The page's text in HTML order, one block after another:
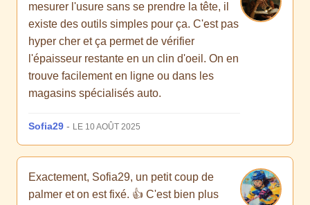
mesurer l'usure sans se prendre la tête, il
existe des outils simples pour ça. C'est pas
hyper cher et ça permet de vérifier
l'épaisseur restante en un clin d'oeil. On en
trouve facilement en ligne ou dans les
magasins spécialisés auto.
Sofia29 - LE 10 AOÛT 2025
Exactement, Sofia29, un petit coup de
palmer et on est fixé. 👍 C'est bien plus